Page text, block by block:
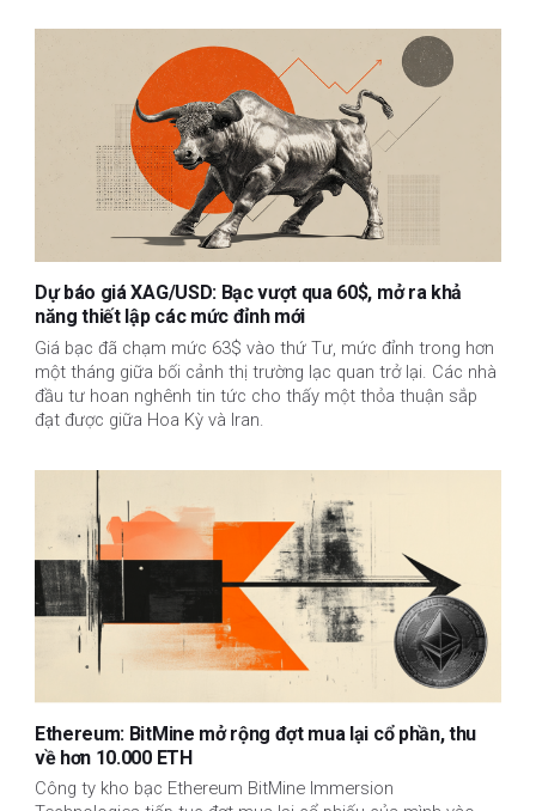
Dự báo giá XAG/USD: Bạc vượt qua 60$, mở ra khả
năng thiết lập các mức đỉnh mới
Giá bạc đã chạm mức 63$ vào thứ Tư, mức đỉnh trong hơn
một tháng giữa bối cảnh thị trường lạc quan trở lại. Các nhà
đầu tư hoan nghênh tin tức cho thấy một thỏa thuận sắp
đạt được giữa Hoa Kỳ và Iran.
Ethereum: BitMine mở rộng đợt mua lại cổ phần, thu
về hơn 10.000 ETH
Công ty kho bạc Ethereum BitMine Immersion